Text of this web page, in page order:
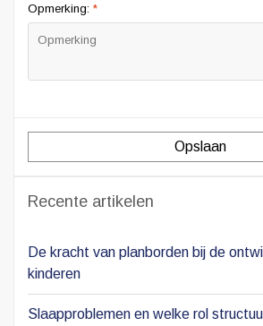
Opmerking: *
Opslaan
Recente artikelen
De kracht van planborden bij de
kinderen
Slaapproblemen en welke rol